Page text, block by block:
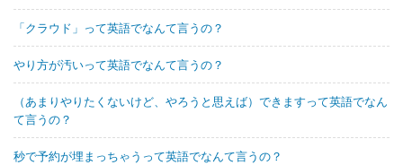
「クラウド」って英語でなんて言うの？
やり方が汚いって英語でなんて言うの？
（あまりやりたくないけど、やろうと思えば）できますって英語でなん
て言うの？
秒で予約が埋まっちゃうって英語でなんて言うの？